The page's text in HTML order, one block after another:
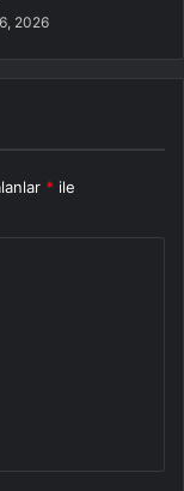
2026
* ile